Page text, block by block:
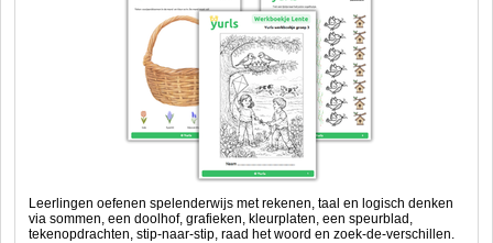
Leerlingen oefenen spelenderwijs met rekenen, taal en logisch denken
via sommen, een doolhof, grafieken, kleurplaten, een speurblad,
tekenopdrachten, stip-naar-stip, raad het woord en zoek-de-verschillen.